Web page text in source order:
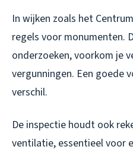
In wijken zoals het
regels voor monumenten.
onderzoeken, voorkom je
vergunningen. Een goede
verschil.
De inspectie houdt ook
ventilatie, essentieel voor